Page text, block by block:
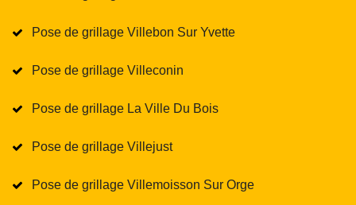
Pose de grillage Villebon Sur Yvette
Pose de grillage Villeconin
Pose de grillage La Ville Du Bois
Pose de grillage Villejust
Pose de grillage Villemoisson Sur Orge